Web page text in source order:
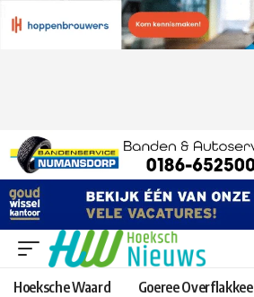
Hoeksche Waard Goeree Overflakkee